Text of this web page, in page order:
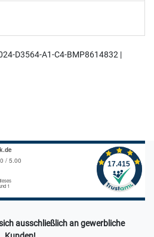
D3564-A1-C4-BMP8614832 |
ausschließlich an gewerbliche